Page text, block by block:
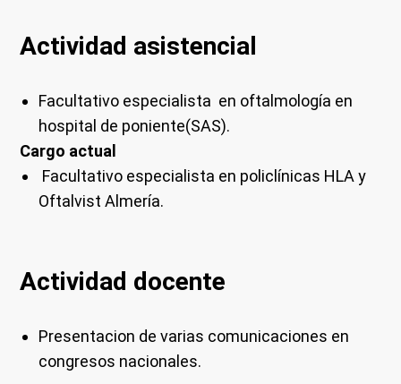
Actividad asistencial
Facultativo especialista en oftalmología en
hospital de poniente(SAS).
Cargo actual
Facultativo especialista en policlínicas HLA y
Oftalvist Almería.
Actividad docente
Presentacion de varias comunicaciones en
congresos nacionales.